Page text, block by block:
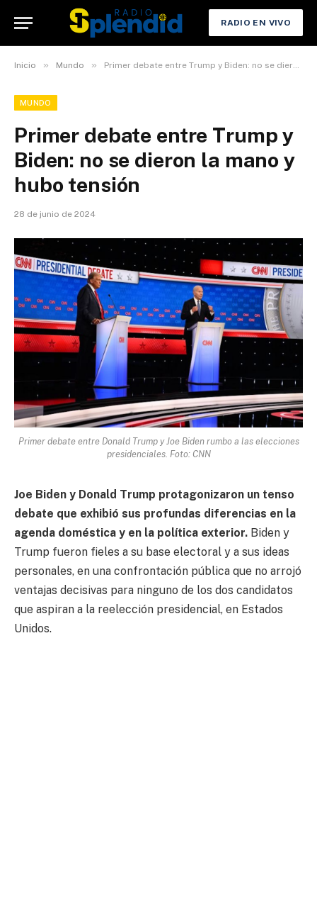
RADIO EN VIVO
Inicio » Mundo » Primer debate entre Trump y Biden: no se dieron la mano y hubo tensión
MUNDO
Primer debate entre Trump y
Biden: no se dieron la mano y
hubo tensión
28 de junio de 2024
Primer debate entre Donald Trump y Joe Biden rumbo a las elecciones
presidenciales. Foto: CNN
Joe Biden y Donald Trump protagonizaron un tenso
debate que exhibió sus profundas diferencias en la
agenda doméstica y en la política exterior. Biden y
Trump fueron fieles a su base electoral y a sus ideas
personales, en una confrontación pública que no arrojó
ventajas decisivas para ninguno de los dos candidatos
que aspiran a la reelección presidencial, en Estados
Unidos.